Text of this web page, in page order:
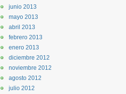
junio 2013
mayo 2013
abril 2013
febrero 2013
enero 2013
diciembre 2012
noviembre 2012
agosto 2012
julio 2012